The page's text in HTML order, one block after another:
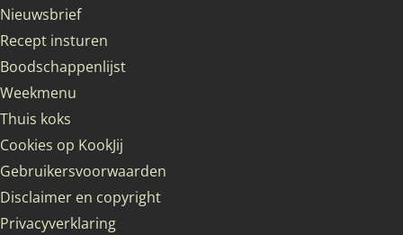
Nieuwsbrief
Recept insturen
Boodschappenlijst
Weekmenu
Thuis koks
Cookies op KookJij
Gebruikersvoorwaarden
Disclaimer en copyright
Privacyverklaring